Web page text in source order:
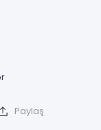
Paylaş